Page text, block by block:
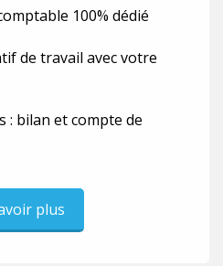
100% dédié
de travail avec votre
: bilan et compte de
plus